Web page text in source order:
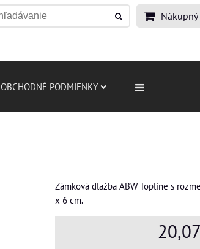
OBCHODNÉ PODMIENKY
Zámková dlažba ABW Topline s
x 6 cm.